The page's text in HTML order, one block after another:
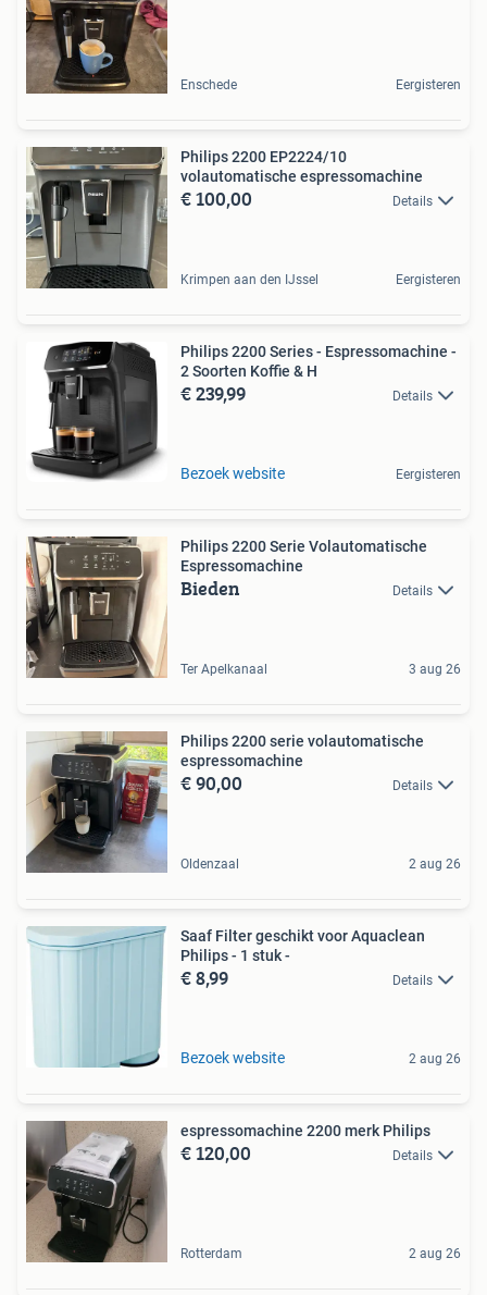
Enschede Eergisteren
Philips 2200 EP2224/10
volautomatische espressomachine
€ 100,00 Details
Krimpen aan den IJssel Eergisteren
Philips 2200 Series - Espressomachine -
2 Soorten Koffie & H
€ 239,99 Details
Bezoek website Eergisteren
Philips 2200 Serie Volautomatische
Espressomachine
Bieden Details
Ter Apelkanaal 3 aug 26
Philips 2200 serie volautomatische
espressomachine
€ 90,00 Details
Oldenzaal 2 aug 26
Saaf Filter geschikt voor Aquaclean
Philips - 1 stuk -
€ 8,99 Details
Bezoek website 2 aug 26
espressomachine 2200 merk Philips
€ 120,00 Details
Rotterdam 2 aug 26